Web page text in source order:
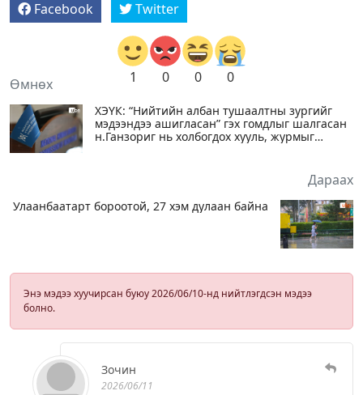
Facebook Twitter
1 0 0 0
Өмнөх
ХЭҮК: “Нийтийн албан тушаалтны зургийг
мэдээндээ ашигласан” гэх гомдлыг шалгасан
н.Ганзориг нь холбогдох хууль, журмыг
Дараах
Улаанбаатарт бороотой, 27 хэм дулаан байна
Энэ мэдээ хуучирсан буюу 2026/06/10-нд нийтлэгдсэн мэдээ
болно.
Зочин
2026/06/11